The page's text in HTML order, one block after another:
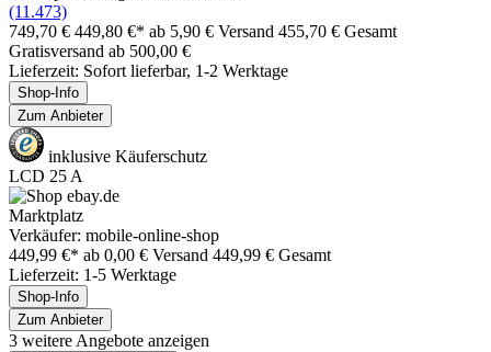
(11.473)
749,70 € 449,80 €* ab 5,90 € Versand 455,70 € Gesamt
Gratisversand ab 500,00 €
Lieferzeit: Sofort lieferbar, 1-2 Werktage
Shop-Info
Zum Anbieter
inklusive Käuferschutz
LCD 25 A
Marktplatz
Verkäufer: mobile-online-shop
449,99 €* ab 0,00 € Versand 449,99 € Gesamt
Lieferzeit: 1-5 Werktage
Shop-Info
Zum Anbieter
3 weitere Angebote anzeigen